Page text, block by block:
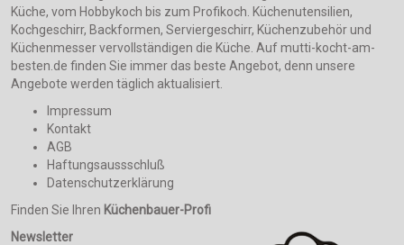
Küche, vom Hobbykoch bis zum Profikoch. Küchenutensilien,
Kochgeschirr, Backformen, Serviergeschirr, Küchenzubehör und
Küchenmesser vervollständigen die Küche. Auf mutti-kocht-am-
besten.de finden Sie immer das beste Angebot, denn unsere
Angebote werden täglich aktualisiert.
Impressum
Kontakt
AGB
Haftungsaussschluß
Datenschutzerklärung
Finden Sie Ihren Küchenbauer-Profi
Newsletter